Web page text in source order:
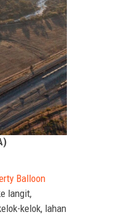
Balloon
langit,
kelok, lahan